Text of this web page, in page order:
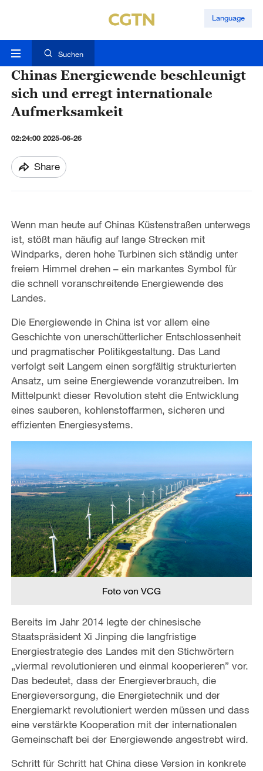
Language
Suchen
Chinas Energiewende beschleunigt
sich und erregt internationale
Aufmerksamkeit
02:24:00 2025-06-26
Share
Wenn man heute auf Chinas Küstenstraßen unterwegs
ist, stößt man häufig auf lange Strecken mit
Windparks, deren hohe Turbinen sich ständig unter
freiem Himmel drehen – ein markantes Symbol für
die schnell voranschreitende Energiewende des
Landes.
Die Energiewende in China ist vor allem eine
Geschichte von unerschütterlicher Entschlossenheit
und pragmatischer Politikgestaltung. Das Land
verfolgt seit Langem einen sorgfältig strukturierten
Ansatz, um seine Energiewende voranzutreiben. Im
Mittelpunkt dieser Revolution steht die Entwicklung
eines sauberen, kohlenstoffarmen, sicheren und
effizienten Energiesystems.
Foto von VCG
Bereits im Jahr 2014 legte der chinesische
Staatspräsident Xi Jinping die langfristige
Energiestrategie des Landes mit den Stichwörtern
„viermal revolutionieren und einmal kooperieren” vor.
Das bedeutet, dass der Energieverbrauch, die
Energieversorgung, die Energietechnik und der
Energiemarkt revolutioniert werden müssen und dass
eine verstärkte Kooperation mit der internationalen
Gemeinschaft bei der Energiewende angestrebt wird.
Schritt für Schritt hat China diese Version in konkrete